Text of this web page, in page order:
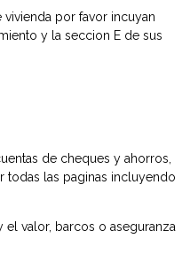
por favor incuyan
y la seccion E de sus
de cheques y ahorros,
todas las paginas incluyendo
valor, barcos o aseguranza